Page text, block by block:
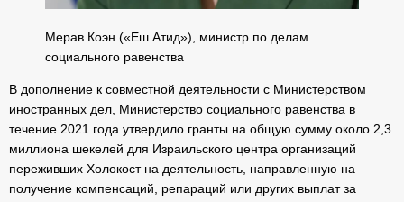
Мерав Коэн («Еш Атид»), министр по делам
социального равенства
В дополнение к совместной деятельности с Министерством
иностранных дел, Министерство социального равенства в
течение 2021 года утвердило гранты на общую сумму около 2,3
миллиона шекелей для Израильского центра организаций
переживших Холокост на деятельность, направленную на
получение компенсаций, репараций или других выплат за